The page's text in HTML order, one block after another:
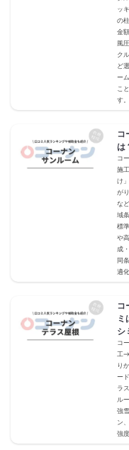
ッ
の
金
風
ク
ど
ー
こ
す。
コ
は
コ
施
け
が
な
域
標
や
成
同
適
コ
ミ
シ
コ
工→
り
ー
ラ
ル
強
ン
強